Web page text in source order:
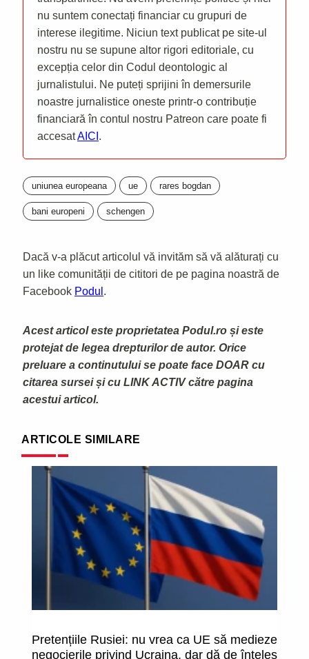
nu suntem conectați financiar cu grupuri de
interese ilegitime. Niciun text publicat pe site-ul
nostru nu se supune altor rigori editoriale, cu
excepția celor din Codul deontologic al
jurnalistului. Ne puteți sprijini în demersurile
noastre jurnalistice oneste printr-o contribuție
financiară în contul nostru Patreon care poate fi
accesatAICI .
uniunea europeana ue rares bogdan
bani europeni schengen
Dacă v-a plăcut articolul vă invităm să vă alăturați cu
un like comunității de cititori de pe pagina noastră de
Facebook Podul .
Acest articol este proprietatea Podul.ro și este
protejat de legea drepturilor de autor. Orice
preluare a continutului se poate face DOAR cu
citarea sursei și cu LINK ACTIV către pagina
acestui articol.
ARTICOLE SIMILARE
Pretențiile Rusiei: nu vrea ca UE să medieze
negocierile privind Ucraina, dar dă de înțeles